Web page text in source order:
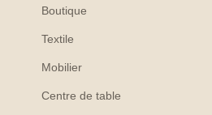
Boutique
Textile
Mobilier
Centre de table